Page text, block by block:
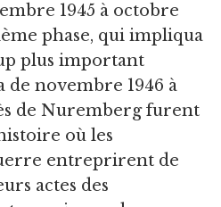
1945 à octobre
phase, qui impliqua
plus important
de novembre 1946 à
de Nuremberg furent
où les
entreprirent de
actes des